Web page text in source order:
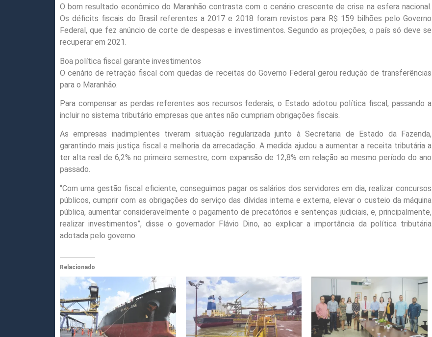
O bom resultado econômico do Maranhão contrasta com o cenário crescente de crise na esfera nacional.
Os déficits fiscais do Brasil referentes a 2017 e 2018 foram revistos para R$ 159 bilhões pelo Governo
Federal, que fez anúncio de corte de despesas e investimentos. Segundo as projeções, o país só deve se
recuperar em 2021.
Boa política fiscal garante investimentos
O cenário de retração fiscal com quedas de receitas do Governo Federal gerou redução de transferências
para o Maranhão.
Para compensar as perdas referentes aos recursos federais, o Estado adotou política fiscal, passando a
incluir no sistema tributário empresas que antes não cumpriam obrigações fiscais.
As empresas inadimplentes tiveram situação regularizada junto à Secretaria de Estado da Fazenda,
garantindo mais justiça fiscal e melhoria da arrecadação. A medida ajudou a aumentar a receita tributária a
ter alta real de 6,2% no primeiro semestre, com expansão de 12,8% em relação ao mesmo período do ano
passado.
“Com uma gestão fiscal eficiente, conseguimos pagar os salários dos servidores em dia, realizar concursos
públicos, cumprir com as obrigações do serviço das dívidas interna e externa, elevar o custeio da máquina
pública, aumentar consideravelmente o pagamento de precatórios e sentenças judiciais, e, principalmente,
realizar investimentos”, disse o governador Flávio Dino, ao explicar a importância da política tributária
adotada pelo governo.
Relacionado